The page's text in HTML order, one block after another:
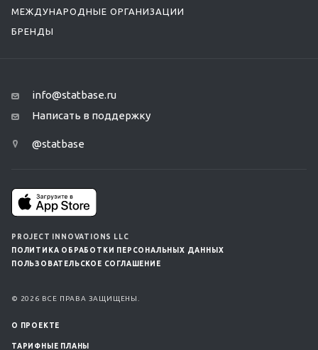
МЕЖДУНАРОДНЫЕ ОРГАНИЗАЦИИ
БРЕНДЫ
info@statbase.ru
Написать в поддержку
@statbase
PROJECT INNOVATIONS LLC
ПОЛИТИКА ОБРАБОТКИ ПЕРСОНАЛЬНЫХ ДАННЫХ
ПОЛЬЗОВАТЕЛЬСКОЕ СОГЛАШЕНИЕ
© 2026 ВСЕ ПРАВА ЗАЩИЩЕНЫ.
О ПРОЕКТЕ
ТАРИФНЫЕ ПЛАНЫ